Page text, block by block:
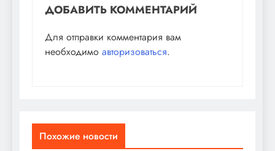
ДОБАВИТЬ КОММЕНТАРИЙ
Для отправки комментария вам
необходимо авторизоваться.
Похожие новости